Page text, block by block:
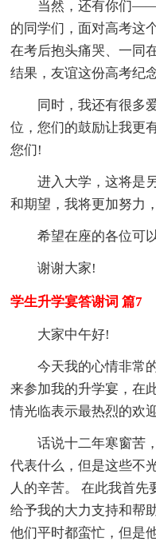
当然，还有你们
的同学们，面对高考这
在考后抱头痛哭、一同
结果，友谊这份高考纪
同时，我还有很多
位，您们的鼓励让我更
您们!
进入大学，这将是
和期望，我将更加努力
希望在座的各位可
谢谢大家!
学生升学宴答谢词 篇7
大家中午好!
今天我的心情非常
来参加我的升学宴，在
情光临表示最热烈的欢
话说十二年寒窗苦
代表什么，但是这些不
人的辛苦。 在此我首先
给予我的大力支持和帮
他们平时都蛮忙，但是